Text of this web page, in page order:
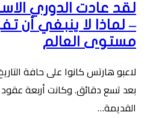
لقد عادت الدوري
– لماذا لا ينبغي أن
مستوى العالم
لاعبو هارتس كانوا على حافة
بعد تسع دقائق. وكانت أربعة
القديمة…